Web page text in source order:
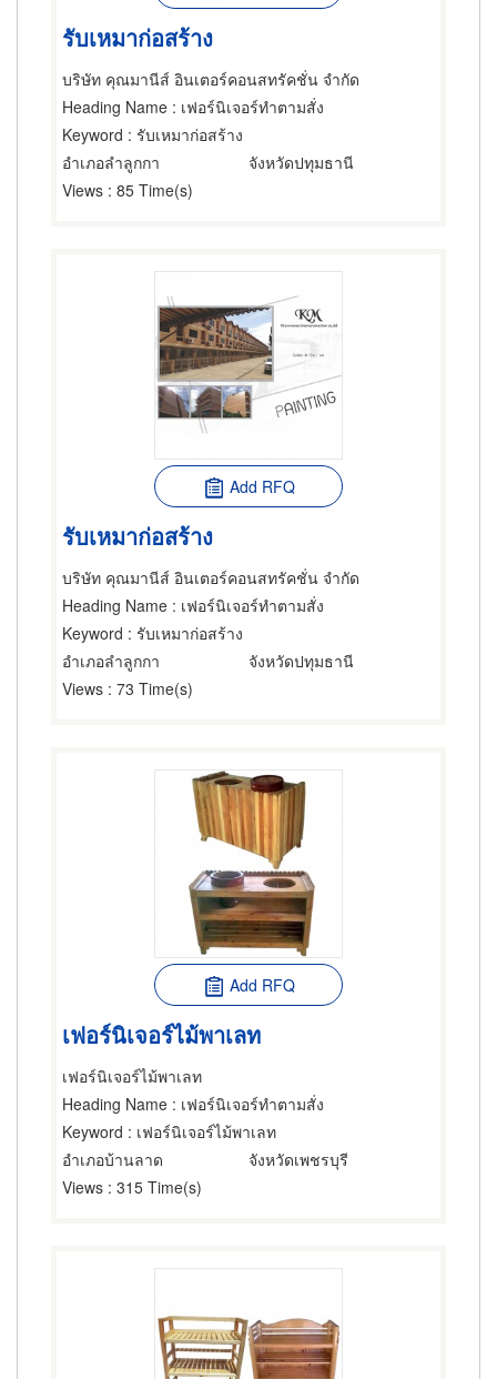
รับเหมาก่อสร้าง
บริษัท คุณมานีส์ อินเตอร์คอนสทรัคชั่น จำกัด
Heading Name : เฟอร์นิเจอร์ทำตามสั่ง
Keyword : รับเหมาก่อสร้าง
อำเภอลำลูกกา
จังหวัดปทุมธานี
Views : 85 Time(s)
Add RFQ
รับเหมาก่อสร้าง
บริษัท คุณมานีส์ อินเตอร์คอนสทรัคชั่น จำกัด
Heading Name : เฟอร์นิเจอร์ทำตามสั่ง
Keyword : รับเหมาก่อสร้าง
อำเภอลำลูกกา
จังหวัดปทุมธานี
Views : 73 Time(s)
Add RFQ
เฟอร์นิเจอร์ไม้พาเลท
เฟอร์นิเจอร์ไม้พาเลท
Heading Name : เฟอร์นิเจอร์ทำตามสั่ง
Keyword : เฟอร์นิเจอร์ไม้พาเลท
อำเภอบ้านลาด
จังหวัดเพชรบุรี
Views : 315 Time(s)